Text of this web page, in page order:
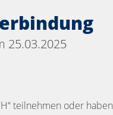
25.03.2025
teilnehmen oder haben